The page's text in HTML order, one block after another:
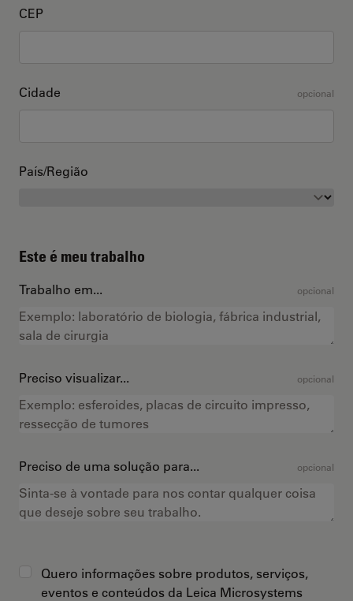
CEP
Cidade opcional
País/Região
Este é meu trabalho
Trabalho em... opcional
Preciso visualizar... opcional
Preciso de uma solução para... opcional
Quero informações sobre produtos, serviços,
eventos e conteúdos da Leica Microsystems